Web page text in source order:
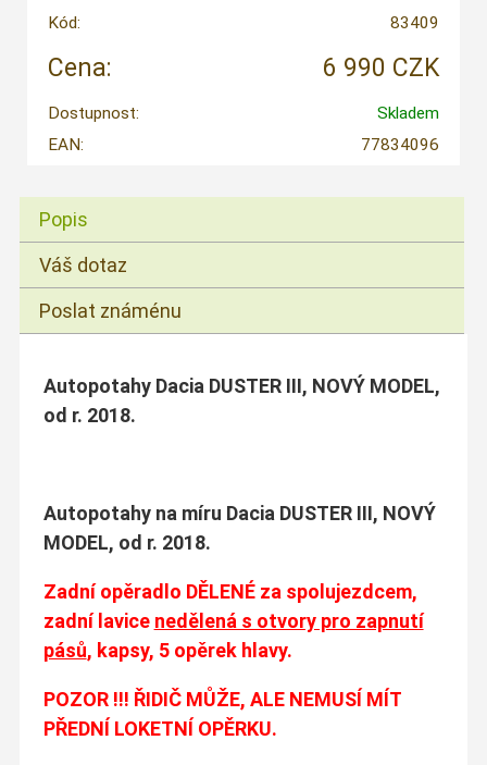
Kód: 83409
Cena: 6 990 CZK
Dostupnost:
Skladem
EAN:
77834096
Popis
Váš dotaz
Poslat známénu
Autopotahy Dacia DUSTER III, NOVÝ MODEL,
od r. 2018.
Autopotahy na míru Dacia DUSTER III, NOVÝ
MODEL, od r. 2018.
Zadní opěradlo DĚLENÉ za spolujezdcem,
zadní lavice nedělená s otvory pro zapnutí
pásů, kapsy, 5 opěrek hlavy.
POZOR !!! ŘIDIČ MŮŽE, ALE NEMUSÍ MÍT
PŘEDNÍ LOKETNÍ OPĚRKU.